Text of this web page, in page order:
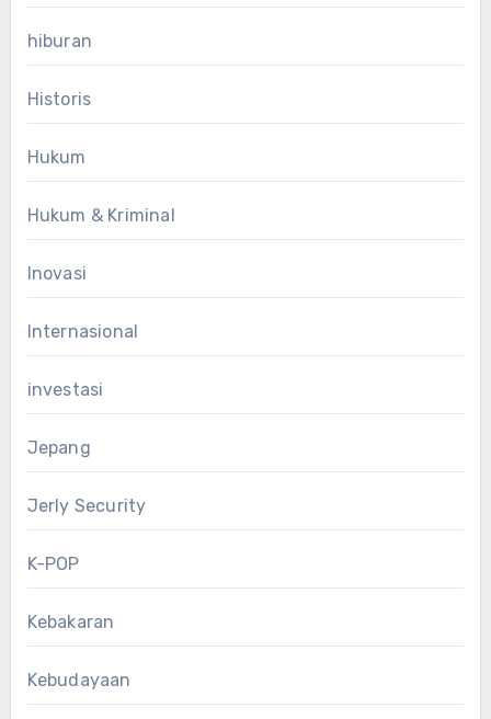
hiburan
Historis
Hukum
Hukum & Kriminal
Inovasi
Internasional
investasi
Jepang
Jerly Security
K-POP
Kebakaran
Kebudayaan